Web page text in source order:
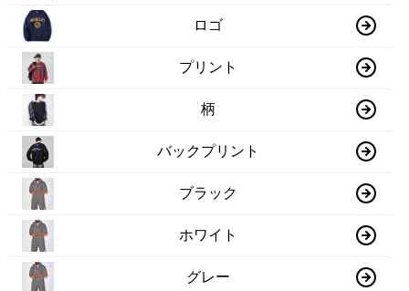
ロゴ
プリント
柄
バックプリント
ブラック
ホワイト
グレー